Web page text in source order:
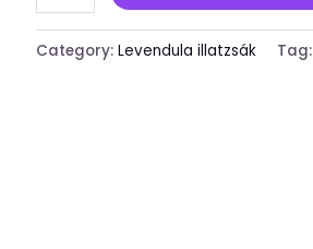
Category: Levendula illatzsák Tag: